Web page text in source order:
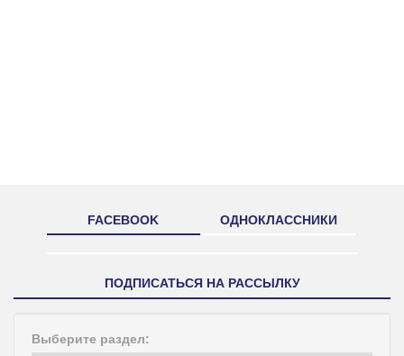
FACEBOOK ОДНОКЛАССНИКИ
ПОДПИСАТЬСЯ НА РАССЫЛКУ
Выберите раздел: